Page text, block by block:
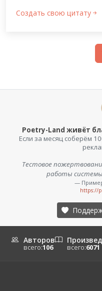
Создать свою цитату
Poetry-Land живёт
Если за месяц соберём
Тестовое
работы системы
—
https://
Авторов
всего:106 всего:6071